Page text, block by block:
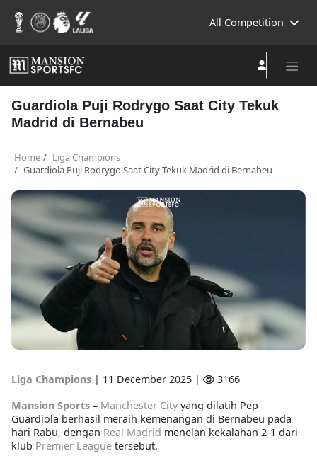
All Competition
Guardiola Puji Rodrygo Saat City Tekuk
Madrid di Bernabeu
Home
Liga Champions
Guardiola Puji Rodrygo Saat City Tekuk Madrid di Bernabeu
Liga Champions | 11 December 2025 |
3166
Mansion Sports – Manchester City yang dilatih Pep
Guardiola berhasil meraih kemenangan di Bernabeu pada
hari Rabu, dengan Real Madrid menelan kekalahan 2-1 dari
klub Premier League tersebut.